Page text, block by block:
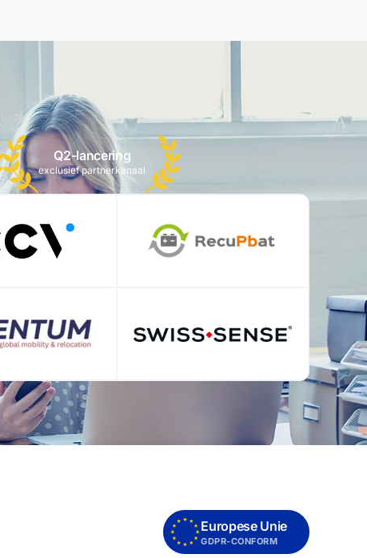
Q2-lancering
exclusief partnerkanaal
Europese Unie
GDPR-CONFORM